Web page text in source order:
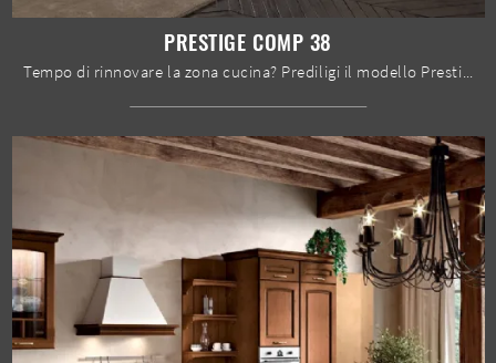
PRESTIGE COMP 38